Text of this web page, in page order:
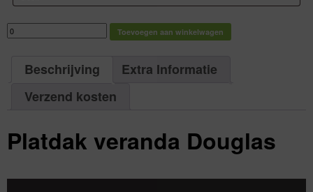
Platdak
veranda
Douglas
Toevoegen aan winkelwagen
Beschrijving
Extra Informatie
Verzend kosten
Platdak veranda Douglas